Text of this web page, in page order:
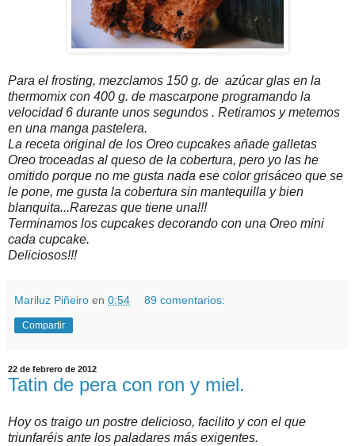
Para el frosting, mezclamos 150 g. de azúcar glas en la
thermomix con 400 g. de mascarpone programando la
velocidad 6 durante unos segundos . Retiramos y metemos
en una manga pastelera.
La receta original de los Oreo cupcakes añade galletas
Oreo troceadas al queso de la cobertura, pero yo las he
omitido porque no me gusta nada ese color grisáceo que se
le pone, me gusta la cobertura sin mantequilla y bien
blanquita...Rarezas que tiene una!!!
Terminamos los cupcakes decorando con una Oreo mini
cada cupcake.
Deliciosos!!!
Mariluz Piñeiro en 0:54 89 comentarios:
Compartir
22 de febrero de 2012
Tatin de pera con ron y miel.
Hoy os traigo un postre delicioso, facilito y con el que
triunfaréis ante los paladares más exigentes.